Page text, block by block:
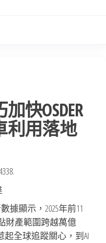
快OSDER
利用落地
據顯示，2025年前11
財產範圍跨越萬億
起全球追蹤關心，到AI